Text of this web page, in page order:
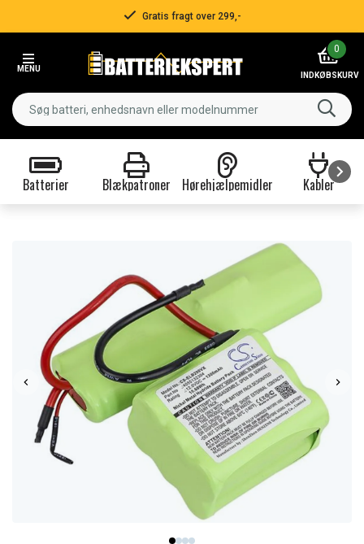
Gratis fragt over 299,-
MENU
0
INDKØBSKURV
Batterier Blækpatroner Hørehjælpemidler Kabler